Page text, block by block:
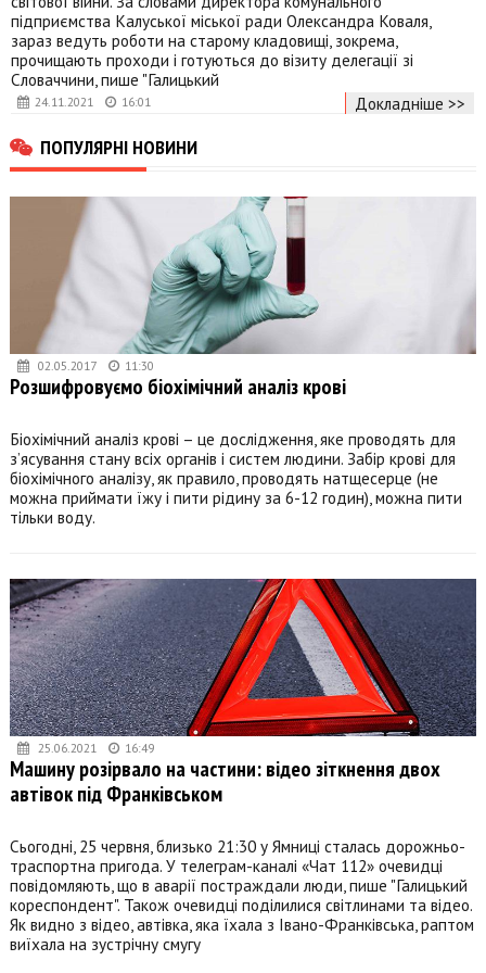
24.11.2021 16:01
підприємства Калуської міської ради Олександра Коваля,
зараз ведуть роботи на старому кладовищі, зокрема,
прочищають проходи і готуються до візиту делегації зі
Словаччини, пише "Галицький
Докладніше >>
ПОПУЛЯРНІ НОВИНИ
02.05.2017 11:30
Розшифровуємо біохімічний аналіз крові
Біохімічний аналіз крові – це дослідження, яке проводять для
з’ясування стану всіх органів і систем людини. Забір крові для
біохімічного аналізу, як правило, проводять натщесерце (не
можна приймати їжу і пити рідину за 6-12 годин), можна пити
тільки воду.
25.06.2021 16:49
Машину розірвало на частини: відео зіткнення двох
автівок під Франківськом
Сьогодні, 25 червня, близько 21:30 у Ямниці сталась дорожньо-
траспортна пригода. У телеграм-каналі «Чат 112» очевидці
повідомляють, що в аварії постраждали люди, пише "Галицький
кореспондент". Також очевидці поділилися світлинами та відео.
Як видно з відео, автівка, яка їхала з Івано-Франківська, раптом
виїхала на зустрічну смугу